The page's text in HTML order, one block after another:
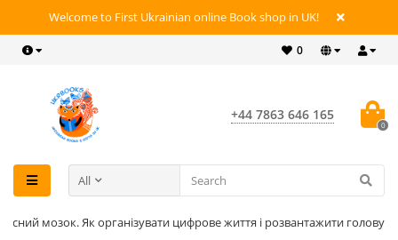
Welcome to First Ukrainian online Book shop in UK!
0
+44 7863 646 165
0
All
мозок. Як організувати цифрове життя і розвантажити голову